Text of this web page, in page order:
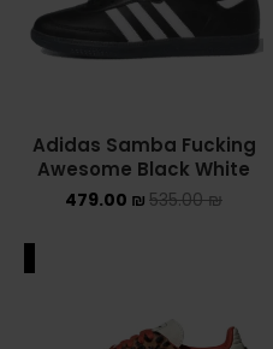
Adidas Samba Fucking
Awesome Black White
535.00₪
479.00 ₪